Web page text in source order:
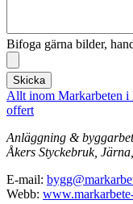
Bifoga gärna bilder,
Skicka
Allt inom Markarbeten
offert
Anläggning &
Åkers Styckebruk,
E-mail:
Webb: